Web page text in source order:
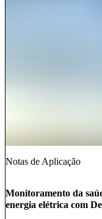
Notas de Aplicação
Monitoramento da
energia elétrica com